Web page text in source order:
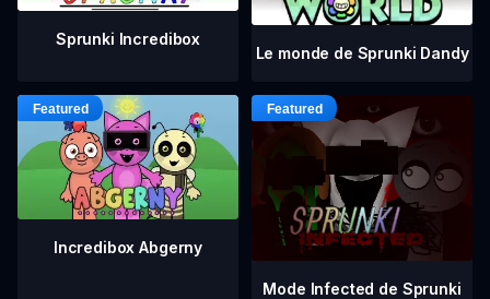
Sprunki Incredibox
Le monde de Sprunki Dandy
Incredibox Abgerny
Mode Infected de Sprunki